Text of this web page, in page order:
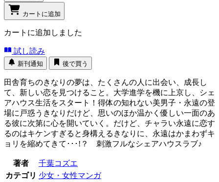
カートに追加
カートに追加しました
試し読み
新刊通知 後で買う
田舎育ちのきなりの夢は、たくさんの人に出会い、成長し
て、新しい恋を見つけること。大学進学を機に上京し、シェ
アハウス生活をスタート！得体の知れない美男子・永遠の登
場に戸惑うきなりだけど、思いのほか温かく優しい一面のあ
る彼に次第に心を開いていく。だけど、チャラい永遠に恋す
るのはキケンすぎると身構えるきなりに、永遠はかまわずキ
ョリを縮めてきて･･･!？ 刺激フルなシェアハウスラブ♪
著者
千葉コズエ
カテゴリ 少女・女性マンガ